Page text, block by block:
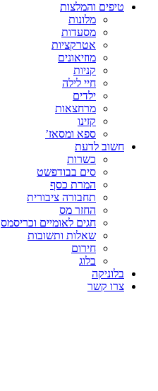
טיפים והמלצות
מלונות
מסעדות
אטרקציות
מוזיאונים
קניות
חיי לילה
ילדים
מרחצאות
קזינו
ספא ומסאז’
חשוב לדעת
כשרות
סים בבודפשט
המרת כסף
תחבורה ציבורית
החזר מס
חגים לאומיים וכריסמס
שאלות ותשובות
חירום
בלוג
בלוניקה
צרו קשר